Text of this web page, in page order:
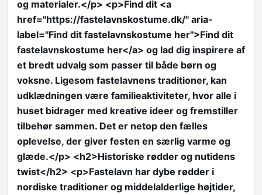
og materialer.</p> <p>Find dit <a
href="https://fastelavnskostume.dk/" aria-
label="Find dit fastelavnskostume her">Find dit
fastelavnskostume her</a> og lad dig inspirere af
et bredt udvalg som passer til både børn og
voksne. Ligesom fastelavnens traditioner, kan
udklædningen være familieaktiviteter, hvor alle i
huset bidrager med kreative ideer og fremstiller
tilbehør sammen. Det er netop den fælles
oplevelse, der giver festen en særlig varme og
glæde.</p> <h2>Historiske rødder og nutidens
twist</h2> <p>Fastelavn har dybe rødder i
nordiske traditioner og middelalderlige højtider,